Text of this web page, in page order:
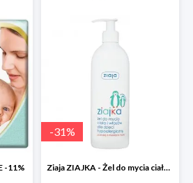
-11%
-31%
Ziaja ZIAJKA - Żel do mycia ciała i włosów dla dzieci -31%